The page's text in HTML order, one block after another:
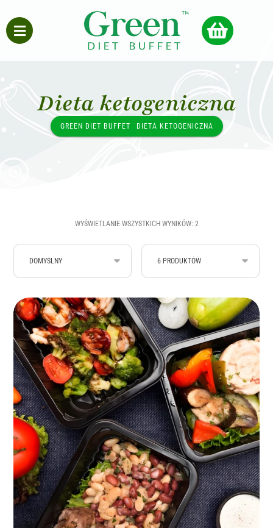
Dieta ketogeniczna
GREEN DIET BUFFET DIETA KETOGENICZNA
WYŚWIETLANIE WSZYSTKICH WYNIKÓW: 2